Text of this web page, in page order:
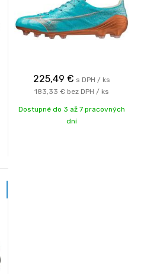
225,49 € s DPH / ks
183,33 € bez DPH / ks
Dostupné do 3 až 7 pracovných
dní